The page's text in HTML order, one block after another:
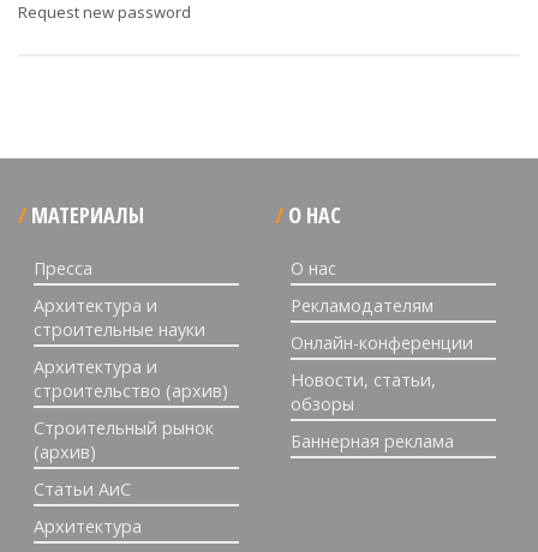
Request new password
МАТЕРИАЛЫ
Пресса
Архитектура и
строительные науки
Архитектура и
строительство (архив)
Строительный рынок
(архив)
Статьи АиС
Архитектура
О НАС
О нас
Рекламодателям
Онлайн-конференции
Новости, статьи,
обзоры
Баннерная реклама